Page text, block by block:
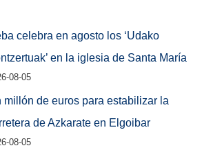
celebra en agosto los ‘Udako
en la iglesia de Santa María
08-05
millón de euros para estabilizar la
de Azkarate en Elgoibar
08-05